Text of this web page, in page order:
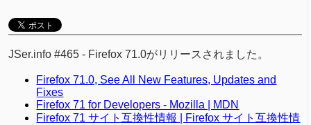
JSer.info #465 - Firefox 71.0がリリースされました。
Firefox 71.0, See All New Features, Updates and
Fixes
Firefox 71 for Developers - Mozilla | MDN
Firefox 71 サイト互換性情報 | Firefox サイト互換性情